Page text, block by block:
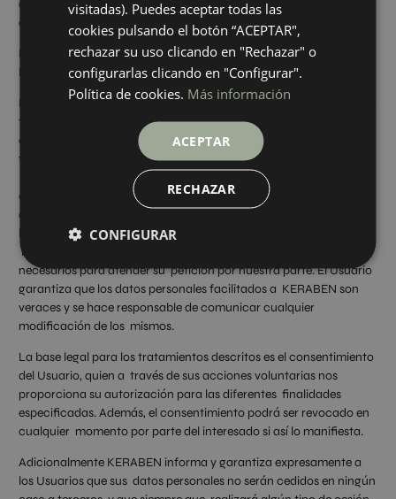
de
www.tilelook.com . KERABEN sólo conservará los datos a
efectos estadísticos de descargas y uso del software.
LEGITIMACIÓN PARA EL TRATAMIENTO DE LOS
DATOS:
Los Usuarios que acceden a nuestra página web, o envían datos a
través de los medios de contacto electrónicos indicados, aceptan
esta Política de Privacidad. Del mismo modo, los que rellenan
formularios mediante la marcación de las casillas
correspondientes y entrada de datos en los campos, marcados
con un asterisco (*) en el formulario de contacto o presentados
en formularios de descarga, aceptan expresamente y de forma
libre e inequívoca la Política de Privacidad, y que los datos
incluidos de forma voluntaria en los campos restantes son
necesarios para atender su petición por nuestra parte. El Usuario
garantiza que los datos personales facilitados a KERABEN son
veraces y se hace responsable de comunicar cualquier
modificación de los mismos.
La base legal para los tratamientos descritos es el consentimiento
del Usuario, quien a través de sus acciones voluntarias nos
proporciona su autorización para las diferentes finalidades
especificadas. Además, el consentimiento podrá ser revocado en
cualquier momento por parte del interesado si así lo manifiesta.
Adicionalmente KERABEN informa y garantiza expresamente a
los Usuarios que sus datos personales no serán cedidos en ningún
visitadas). Puedes aceptar todas las
cookies pulsando el botón “ACEPTAR",
rechazar su uso clicando en "Rechazar" o
configurarlas clicando en "Configurar".
Política de cookies. Más información
ACEPTAR
RECHAZAR
CONFIGURAR